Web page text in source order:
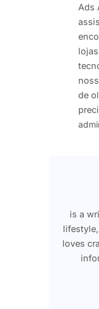
Ads
de
is a
loves